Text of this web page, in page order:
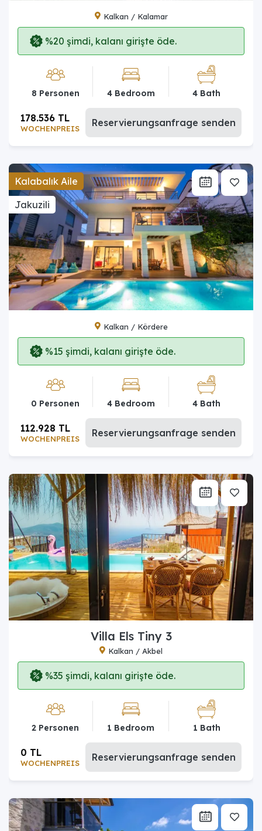
Kalkan / Kalamar
%20 şimdi, kalanı girişte öde.
8 Personen 4 Bedroom 4 Bath
WOCHENPREIS
178.536 TL Reservierungsanfrage senden
Kalabalık Aile
Jakuzili
Kalkan / Kördere
%15 şimdi, kalanı girişte öde.
0 Personen 4 Bedroom 4 Bath
WOCHENPREIS
112.928 TL Reservierungsanfrage senden
Villa Els Tiny 3
Kalkan / Akbel
%35 şimdi, kalanı girişte öde.
2 Personen 1 Bedroom 1 Bath
WOCHENPREIS
0 TL Reservierungsanfrage senden